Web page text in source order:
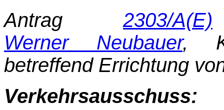
Antrag 2303/A(E)
Werner Neubauer,
betreffend Errichtung
Verkehrsausschuss: